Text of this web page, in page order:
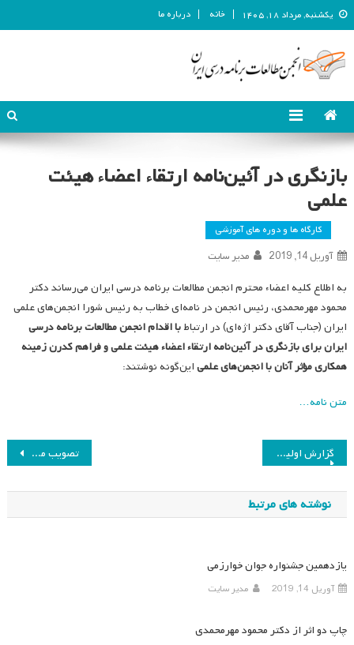
یکشنبه, مرداد ۱۸, ۱۴۰۵ خانه درباره ما
انجمن مطالعات برنامه درسی ایران
بازنگری در آئین‌نامه ارتقاء اعضاء هیئت
علمی
کارگاه ها و دوره های آموزشی
آوریل 14, 2019 مدیر سایت
به اطلاع کلیه اعضاء محترم انجمن مطالعات برنامه درسی ایران می‌رساند دکتر
محمود مهرمحمدی، رئیس انجمن در نامه‌ای خطاب به رئیس شورا انجمن‌های علمی
ایران (جناب آقای دکتر اژه‌ای) در ارتباطبا اقدام انجمن مطالعات برنامه درسی
ایران برای بازنگری در آئین‌نامه ارتقاء اعضاء هیئت علمی و فراهم کدرن زمینه
همکاری مؤثر آنان با انجمن‌های علمیاین‌گونه نوشتند:
متن نامه…
راهبری
نوشته
تصویب موضوع همایش هفتم در جلسه ۲۴ اردیبهشت ماه گزارش اولین نشست علمی ماهانه انجمن مطالعات برنامه درسی ایران در سال ۸۶
نوشته های مرتبط
یازدهمین جشنواره جوان خوارزمی
آوریل 14, 2019 مدیر سایت
چاپ دو اثر از دکتر محمود مهرمحمدی